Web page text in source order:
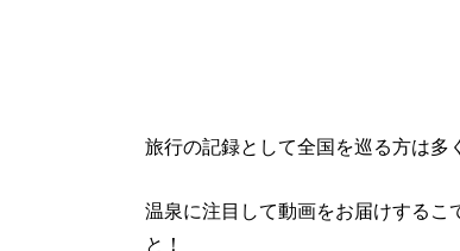
旅行の記録として全国を巡る方は多
温泉に注目して動画をお届けするこ
と！